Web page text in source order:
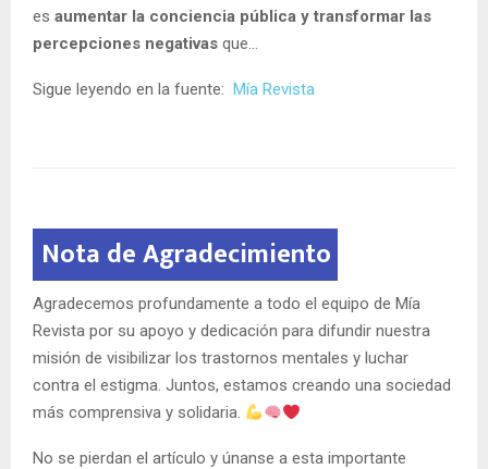
es aumentar la conciencia pública y transformar las
percepciones negativas que…
Sigue leyendo en la fuente: Mía Revista
Nota de Agradecimiento
Agradecemos profundamente a todo el equipo de Mía
Revista por su apoyo y dedicación para difundir nuestra
misión de visibilizar los trastornos mentales y luchar
contra el estigma. Juntos, estamos creando una sociedad
más comprensiva y solidaria.
No se pierdan el artículo y únanse a esta importante